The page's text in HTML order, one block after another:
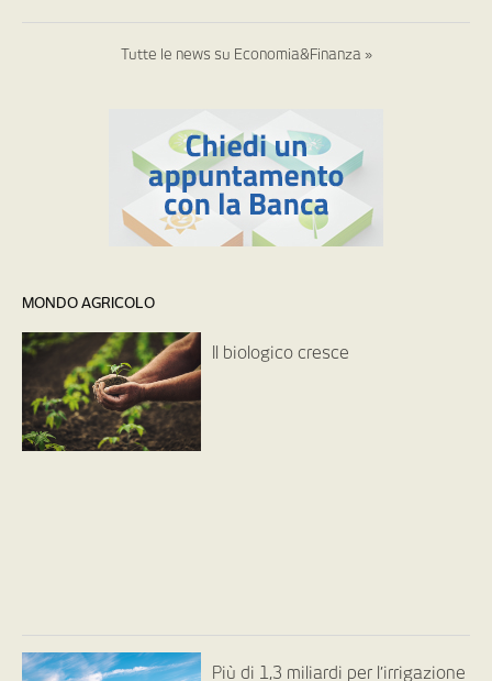
Tutte le news su Economia&Finanza »
MONDO AGRICOLO
Il biologico cresce
Più di 1,3 miliardi per l’irrigazione